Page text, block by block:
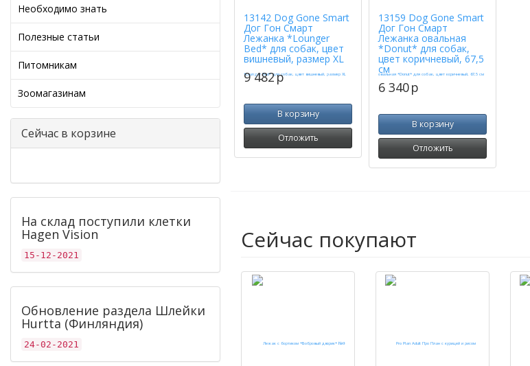
Необходимо знать
Полезные статьи
Питомникам
Зоомагазинам
Сейчас в корзине
На склад поступили клетки
Hagen Vision
15-12-2021
Обновление раздела Шлейки
Hurtta (Финляндия)
24-02-2021
13142 Dog Gone Smart
Дог Гон Смарт
Лежанка *Lounger
Bed* для собак, цвет
вишневый, размер XL
9 482p
В корзину
Отложить
13159 Dog Gone Smart
Дог Гон Смарт
Лежанка овальная
*Donut* для собак,
цвет коричневый, 67,5
см
6 340p
В корзину
Отложить
Сейчас покупают